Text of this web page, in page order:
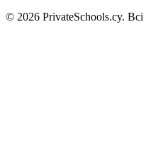
© 2026 PrivateSchools.cy. Всі